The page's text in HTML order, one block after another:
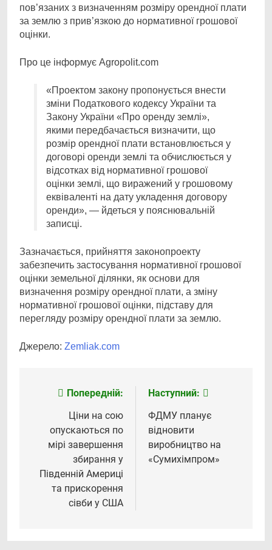
пов’язаних з визначенням розміру орендної плати
за землю з прив’язкою до нормативної грошової
оцінки.
Про це інформує Agropolit.com
«Проектом закону пропонується внести
зміни Податкового кодексу України та
Закону України «Про оренду землі»,
якими передбачається визначити, що
розмір орендної плати встановлюється у
договорі оренди землі та обчислюється у
відсотках від нормативної грошової
оцінки землі, що виражений у грошовому
еквіваленті на дату укладення договору
оренди», — йдеться у пояснювальній
записці.
Зазначається, прийняття законопроекту
забезпечить застосування нормативної грошової
оцінки земельної ділянки, як основи для
визначення розміру орендної плати, а зміну
нормативної грошової оцінки, підставу для
перегляду розміру орендної плати за землю.
Джерело: Zemliak.com
Навігація
записів
Попередній:
Ціни на сою
опускаються по
мірі завершення
збирання у
Південній Америці
та прискорення
сівби у США
Наступний:
ФДМУ планує
відновити
виробництво на
«Сумихімпром»